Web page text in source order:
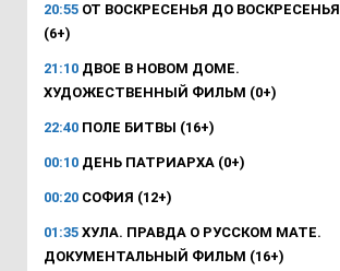
20:55 ОТ ВОСКРЕСЕНЬЯ ДО ВОСКРЕСЕНЬЯ
(6+)
21:10 ДВОЕ В НОВОМ ДОМЕ.
ХУДОЖЕСТВЕННЫЙ ФИЛЬМ (0+)
22:40 ПОЛЕ БИТВЫ (16+)
00:10 ДЕНЬ ПАТРИАРХА (0+)
00:20 СОФИЯ (12+)
01:35 ХУЛА. ПРАВДА О РУССКОМ МАТЕ.
ДОКУМЕНТАЛЬНЫЙ ФИЛЬМ (16+)